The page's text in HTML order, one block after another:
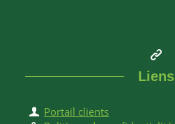
Liens
Portail clients